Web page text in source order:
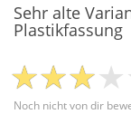
Sehr alte
Plastikfassung
Noch nicht von dir